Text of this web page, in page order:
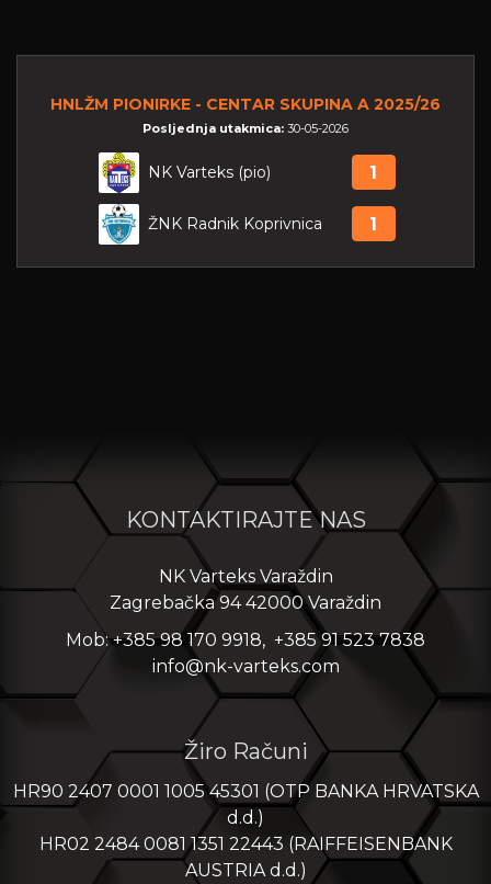
HNLŽM PIONIRKE - CENTAR SKUPINA A 2025/26
Posljednja utakmica: 30-05-2026
NK Varteks (pio) 1
ŽNK Radnik Koprivnica 1
KONTAKTIRAJTE NAS
NK Varteks Varaždin
Zagrebačka 94 42000 Varaždin
Mob: +385 98 170 9918, +385 91 523 7838
info@nk-varteks.com
Žiro Računi
HR90 2407 0001 1005 45301 (OTP BANKA HRVATSKA
d.d.)
HR02 2484 0081 1351 22443 (RAIFFEISENBANK
AUSTRIA d.d.)